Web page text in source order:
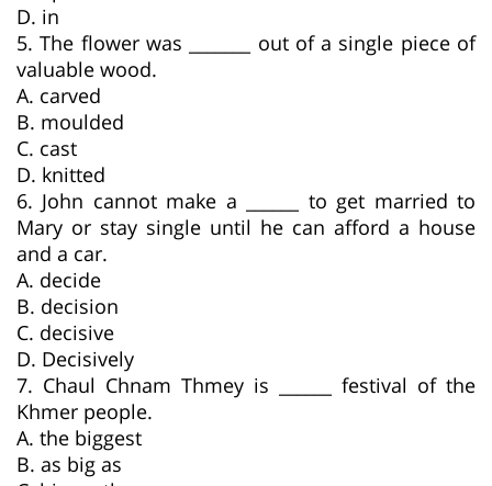
D. in
5. The flower was _______ out of a single piece of
valuable wood.
A. carved
B. moulded
C. cast
D. knitted
6. John cannot make a ______ to get married to
Mary or stay single until he can afford a house
and a car.
A. decide
B. decision
C. decisive
D. Decisively
7. Chaul Chnam Thmey is ______ festival of the
Khmer people.
A. the biggest
B. as big as